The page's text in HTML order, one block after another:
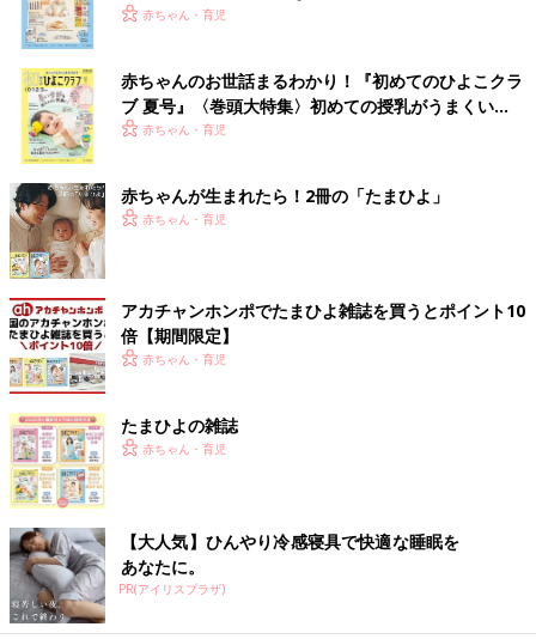
いっぱい！
赤ちゃん・育児
赤ちゃんのお世話まるわかり！『初めてのひよこクラ
ブ 夏号』〈巻頭大特集〉初めての授乳がうまくい
く！ おっぱい・ミルクの基本と夏のトラブル 解決テ
赤ちゃん・育児
赤ちゃんが生まれたら！2冊の「たまひよ」
赤ちゃん・育児
アカチャンホンポでたまひよ雑誌を買うとポイント10
倍【期間限定】
赤ちゃん・育児
たまひよの雑誌
赤ちゃん・育児
【大人気】ひんやり冷感寝具で快適な睡眠を
あなたに。
PR(アイリスプラザ)